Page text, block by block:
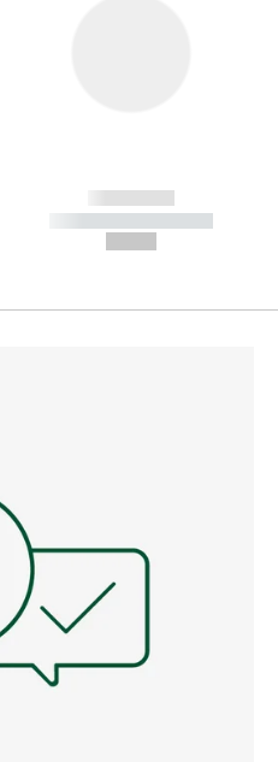
------------
----------- -----------